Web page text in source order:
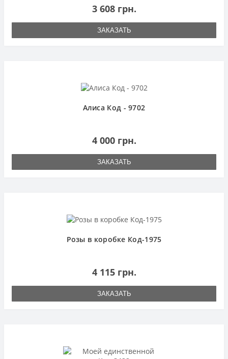
3 608 грн.
ЗАКАЗАТЬ
Алиса Код - 9702
4 000 грн.
ЗАКАЗАТЬ
Розы в коробке Код-1975
4 115 грн.
ЗАКАЗАТЬ